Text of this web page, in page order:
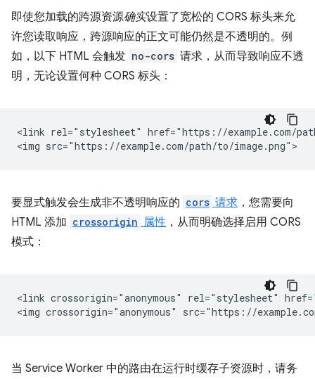
即使您加载的跨源资源确实设置了宽松的 CORS 标头来允
许您读取响应，跨源响应的正文可能仍然是不透明的。例
如，以下 HTML 会触发 no-cors 请求，从而导致响应不透
明，无论设置何种 CORS 标头：
<link rel="stylesheet" href="https://example.com/
要显式触发会生成非不透明响应的 cors 请求 ，您需要向
HTML 添加 crossorigin 属性 ，从而明确选择启用 CORS
模式：
<link crossorigin="anonymous" rel="stylesheet"
当 Service Worker 中的路由在运行时缓存子资源时，请务